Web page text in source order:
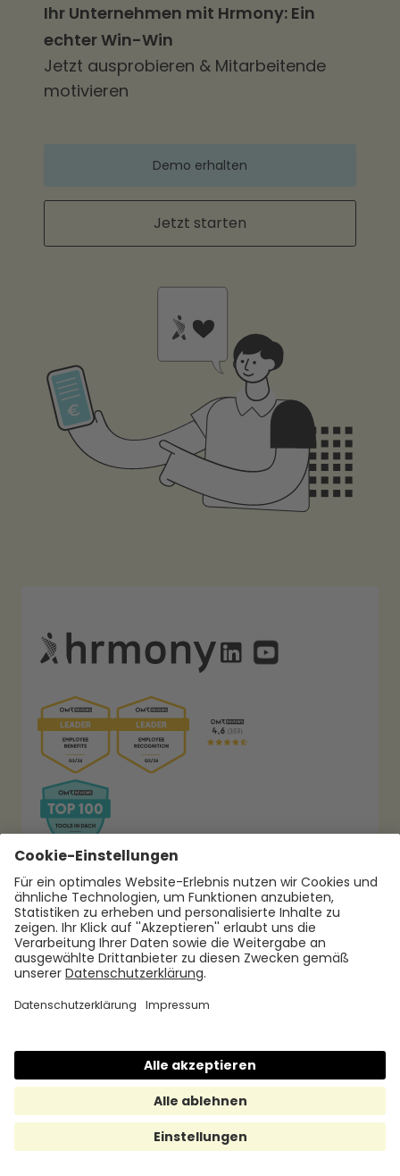
Ihr Unternehmen mit Hrmony: Ein
echter Win-Win
Jetzt ausprobieren & Mitarbeitende
motivieren
Demo erhalten
Jetzt starten
Hilfe & Support
Help Center
support@hrmony.de
Vertrieb kontaktieren
hallo@hrmony.de
Karriere bei Hrmony
jobs@hrmony.de